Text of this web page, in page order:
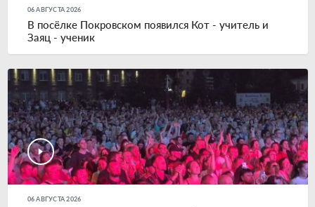
06 АВГУСТА 2026
В посёлке Покровском появился Кот - учитель и
Заяц - ученик
06 АВГУСТА 2026